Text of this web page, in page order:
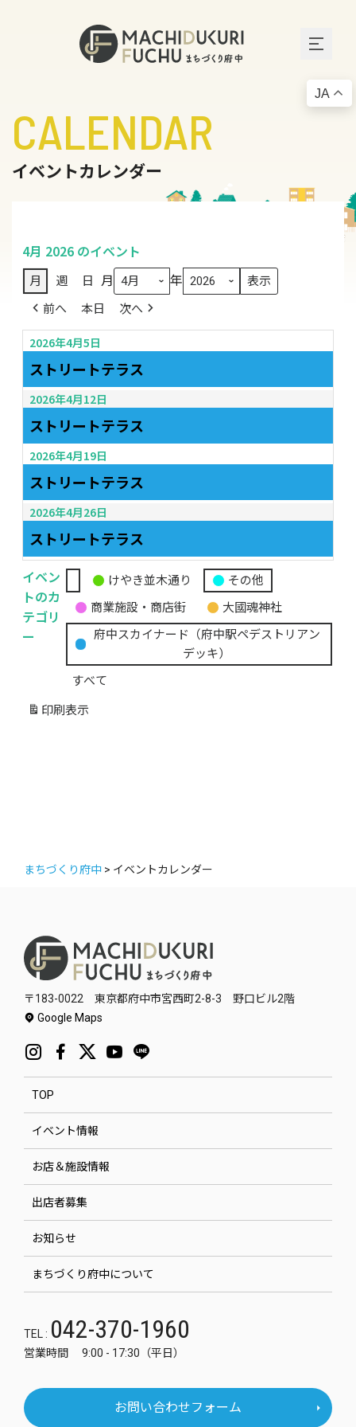
CALENDAR
イベントカレンダー
4月 2026 のイベント
月 週 日 月 年
前へ 本日 次へ
2026年4月5日
ストリートテラス
2026年4月12日
ストリートテラス
2026年4月19日
ストリートテラス
2026年4月26日
ストリートテラス
イベン
トのカ
テゴリ
ー
無
題
の
カ
テ
ゴ
リ
けやき並木通り
その他
商業施設・商店街
大國魂神社
府中スカイナード（府中駅ペデストリアン
デッキ）
すべて
印刷 表示
まちづくり府中 > イベントカレンダー
〒183-0022 東京都府中市宮西町2-8-3 野口ビル2階
Google Maps
TOP
イベント情報
お店＆施設情報
出店者募集
お知らせ
まちづくり府中について
TEL : 042-370-1960
営業時間 9:00 - 17:30（平日）
お問い合わせフォーム
JA